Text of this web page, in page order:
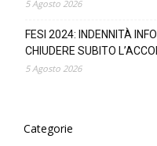
5 Agosto 2026
FESI 2024: INDENNITÀ
CHIUDERE SUBITO
5 Agosto 2026
Categorie